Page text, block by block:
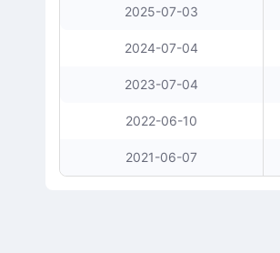
2025-07-03
2024-07-04
2023-07-04
2022-06-10
2021-06-07